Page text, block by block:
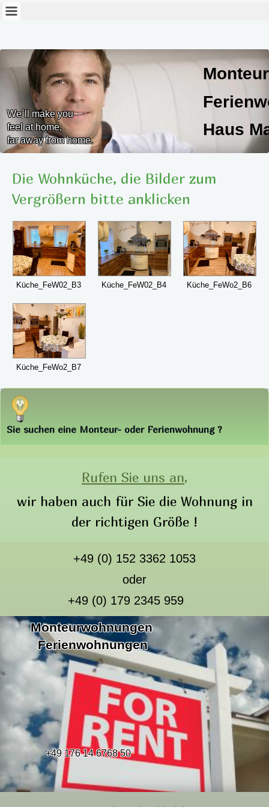
We`ll make you
feel at home,
far away from home.
Haus
Haus Marlies
Die Wohnküche, die Bilder zum
Vergrößern bitte anklicken
Küche_FeW02_B3 Küche_FeW02_B4 Küche_FeWo2_B6
Küche_FeWo2_B7
Sie suchen eine Monteur- oder Ferienwohnung ?
Rufen Sie uns an,
wir haben auch für Sie die Wohnung in
der richtigen Größe !
+49 (0) 152 3362 1053
oder
+49 (0) 179 2345 959
Monteurwohnungen
Ferienwohnungen
+49 176 14 6768 50